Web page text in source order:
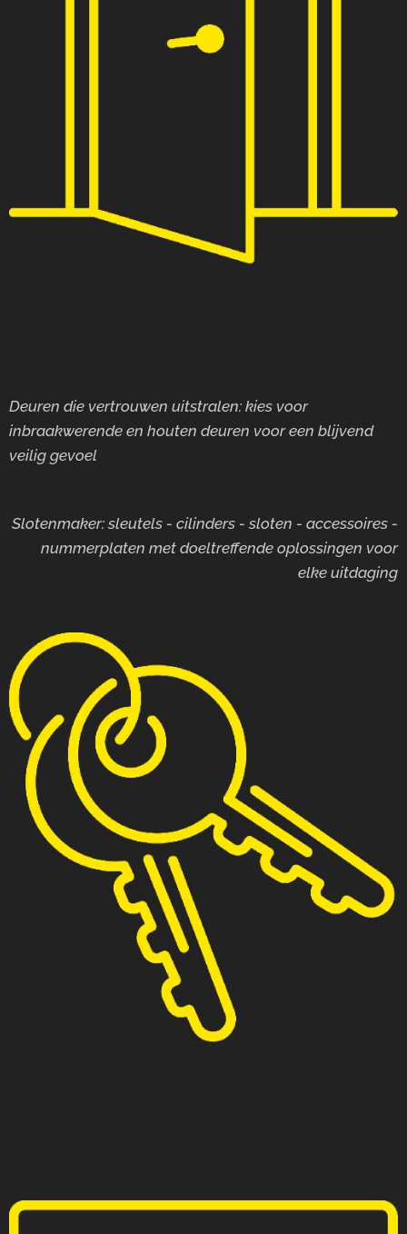
Deuren die vertrouwen uitstralen: kies voor
inbraakwerende en houten deuren vooreen blijvend
veilig gevoel
Slotenmaker: sleutels - cilinders - sloten - accessoires -
nummerplaten met doeltreffende oplossingen voor
elke uitdaging